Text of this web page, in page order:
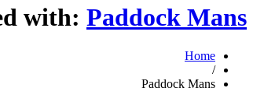
with: Paddock Mans
Home
/
Paddock Mans